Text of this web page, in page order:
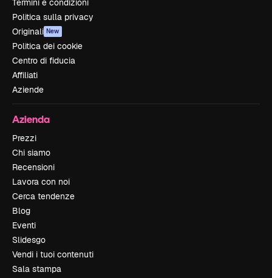
Termini e condizioni
Politica sulla privacy
Originali New
Politica dei cookie
Centro di fiducia
Affiliati
Aziende
Azienda
Prezzi
Chi siamo
Recensioni
Lavora con noi
Cerca tendenze
Blog
Eventi
Slidesgo
Vendi i tuoi contenuti
Sala stampa